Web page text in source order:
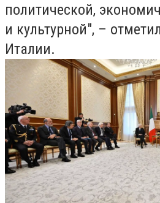
политической,
и культурной", –
Италии.